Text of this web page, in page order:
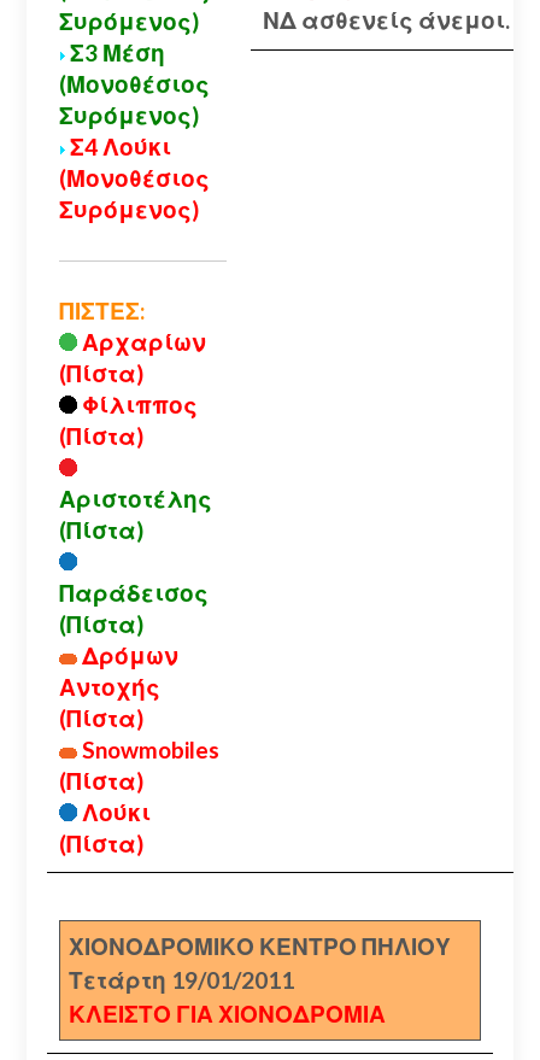
Συρόμενος)
Σ3 Μέση
(Μονοθέσιος
Συρόμενος)
Σ4 Λούκι
(Μονοθέσιος
Συρόμενος)
ΠΙΣΤΕΣ:
Αρχαρίων
(Πίστα)
Φίλιππος
(Πίστα)
Αριστοτέλης
(Πίστα)
Παράδεισος
(Πίστα)
Δρόμων
Αντοχής
(Πίστα)
Snowmobiles
(Πίστα)
Λούκι
(Πίστα)
ΝΔ ασθενείς άνεμοι.
ΧΙΟΝΟΔΡΟΜΙΚΟ ΚΕΝΤΡΟ ΠΗΛΙΟΥ
Τετάρτη 19/01/2011
ΚΛΕΙΣΤΟ ΓΙΑ ΧΙΟΝΟΔΡΟΜΙΑ